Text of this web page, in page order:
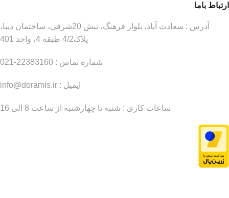
ارتباط باما
آدرس : سعادت آباد، بلوار فرهنگ، نبش 20شرقی، ساختمان دیبا،
پلاک4/2 طبقه 4، واحد 401
شماره تماس : 22383160-021
ایمیل : info@doramis.ir
ساعات کاری : شنبه تا چهارشنبه از ساعت 8 الی 16